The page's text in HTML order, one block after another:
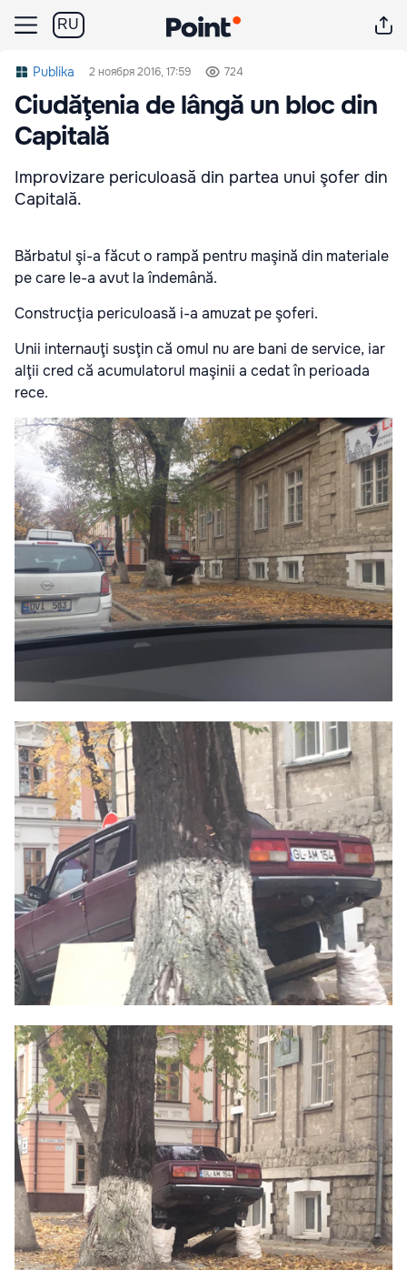
RU
Publika 2 ноября 2016, 17:59 724
Ciudăţenia de lângă un bloc din
Capitală
Improvizare periculoasă din partea unui şofer din
Capitală.
Bărbatul şi-a făcut o rampă pentru maşină din materiale
pe care le-a avut la îndemână.
Construcţia periculoasă i-a amuzat pe şoferi.
Unii internauţi susţin că omul nu are bani de service, iar
alţii cred că acumulatorul maşinii a cedat în perioada
rece.